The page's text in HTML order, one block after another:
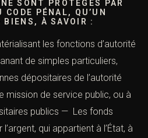
détournements, ou
(article 432-15 du Code
de cette infraction que